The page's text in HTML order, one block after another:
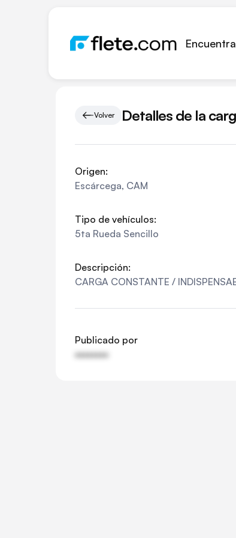
Volver Detalles de la
Origen:
Escárcega, CAM
Tipo de vehículos:
5ta Rueda Sencillo
Descripción:
CARGA CONSTANTE /
Publicado por
••••••••